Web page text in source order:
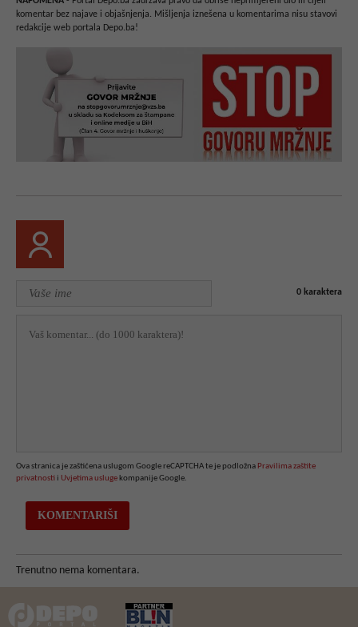
komentar bez najave i objašnjenja. Mišljenja iznešena u komentarima nisu stavovi
redakcije web portala Depo.ba!
0 karaktera
Ova stranica je zaštićena uslugom Google reCAPTCHA te je podložna Pravilima zaštite
privatnosti i Uvjetima usluge kompanije Google.
Trenutno nema komentara.